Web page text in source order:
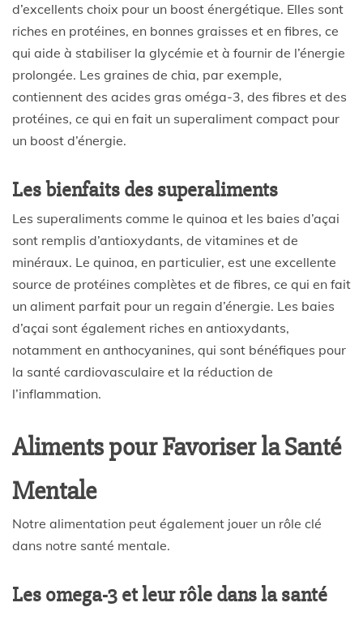
d’excellents choix pour un boost énergétique. Elles sont
riches en protéines, en bonnes graisses et en fibres, ce
qui aide à stabiliser la glycémie et à fournir de l’énergie
prolongée. Les graines de chia, par exemple,
contiennent des acides gras oméga-3, des fibres et des
protéines, ce qui en fait un superaliment compact pour
un boost d’énergie.
Les bienfaits des superaliments
Les superaliments comme le quinoa et les baies d’açai
sont remplis d’antioxydants, de vitamines et de
minéraux. Le quinoa, en particulier, est une excellente
source de protéines complètes et de fibres, ce qui en fait
un aliment parfait pour un regain d’énergie. Les baies
d’açai sont également riches en antioxydants,
notamment en anthocyanines, qui sont bénéfiques pour
la santé cardiovasculaire et la réduction de
l’inflammation.
Aliments pour Favoriser la Santé
Mentale
Notre alimentation peut également jouer un rôle clé
dans notre santé mentale.
Les omega-3 et leur rôle dans la santé